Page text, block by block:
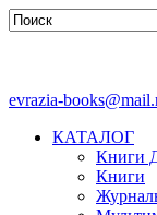
evrazia-
КАТАЛОГ
Книги
Книги